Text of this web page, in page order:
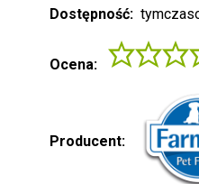
Dostępność:
Ocena:
Producent: